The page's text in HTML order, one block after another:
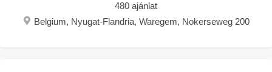
480 ajánlat
Belgium, Nyugat-Flandria, Waregem, Nokerseweg 200